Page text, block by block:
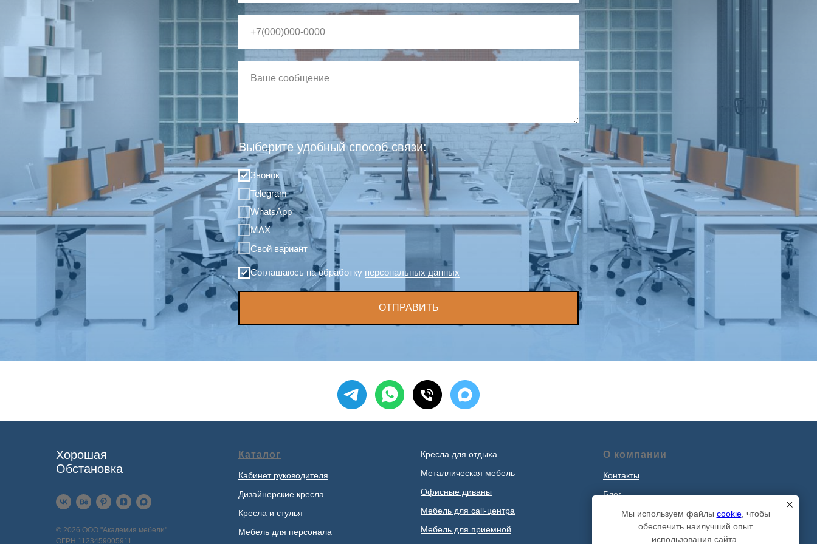
Выберите удобный способ связи:
Звонок
Telegram
WhatsApp
MAX
Свой вариант
Соглашаюсь на обработку персональных данных
ОТПРАВИТЬ
Мы используем файлы cookie, чтобы
обеспечить наилучший опыт
использования сайта.
Хорошая
Обстановка
© 2026 ООО "Академия мебели"
ОГРН 1123459005911
Каталог
Кабинет руководителя
Дизайнерские кресла
Кресла и стулья
Мебель для персонала
Кресла для отдыха
Металлическая мебель
Офисные диваны
Мебель для call-центра
Мебель для приемной
О компании
Контакты
Блог
Наши проекты
Политика обработки персональных